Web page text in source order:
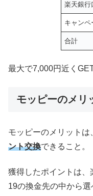
楽天銀行
キャンペ
合計
最大で7,000円近く
モッピーのメリ
モッピーのメリットは
ント交換できること。
獲得したポイントは、
19の換金先の中から選